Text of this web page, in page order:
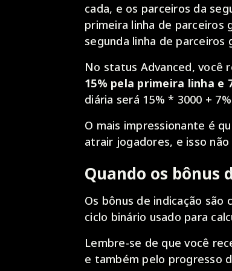
cada, e os parceiros da
primeira linha de parceiros
segunda linha de parceiros
No status Advanced, você
15% pela primeira linha e
diária será 15% * 3000 +
O mais impressionante é
atrair jogadores, e isso
Quando os bônus
Os bônus de indicação
ciclo binário usado para
Lembre-se de que você
e também pelo progresso